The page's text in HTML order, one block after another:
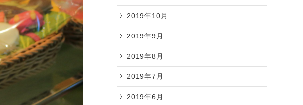
2019年10月
2019年9月
2019年8月
2019年7月
2019年6月